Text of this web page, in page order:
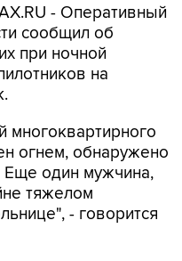
- Оперативный
сообщил об
при ночной
на
многоквартирного
огнем, обнаружено
один мужчина,
тяжелом
- говорится